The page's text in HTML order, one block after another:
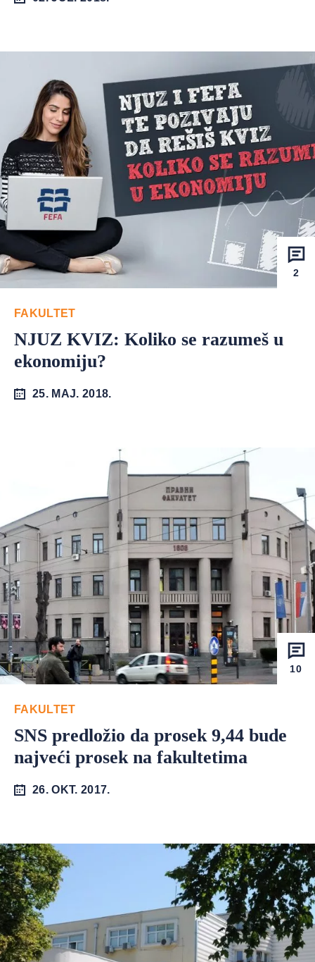
2
FAKULTET
NJUZ KVIZ: Koliko se razumeš u
ekonomiju?
25. MAJ. 2018.
10
FAKULTET
SNS predložio da prosek 9,44 bude
najveći prosek na fakultetima
26. OKT. 2017.